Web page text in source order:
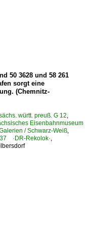
50 3628 und 58 261
sorgt eine
(Chemnitz-
württ. preuß. G 12,
Eisenbahnmuseum
/ Schwarz-Weiß,
·DR-Rekolok·,